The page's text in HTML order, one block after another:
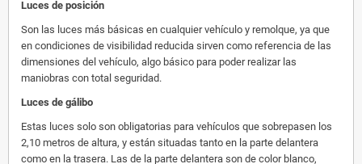
Luces de posición
Son las luces más básicas en cualquier vehículo y remolque, ya que
en condiciones de visibilidad reducida sirven como referencia de las
dimensiones del vehículo, algo básico para poder realizar las
maniobras con total seguridad.
Luces de gálibo
Estas luces solo son obligatorias para vehículos que sobrepasen los
2,10 metros de altura, y están situadas tanto en la parte delantera
como en la trasera. Las de la parte delantera son de color blanco,